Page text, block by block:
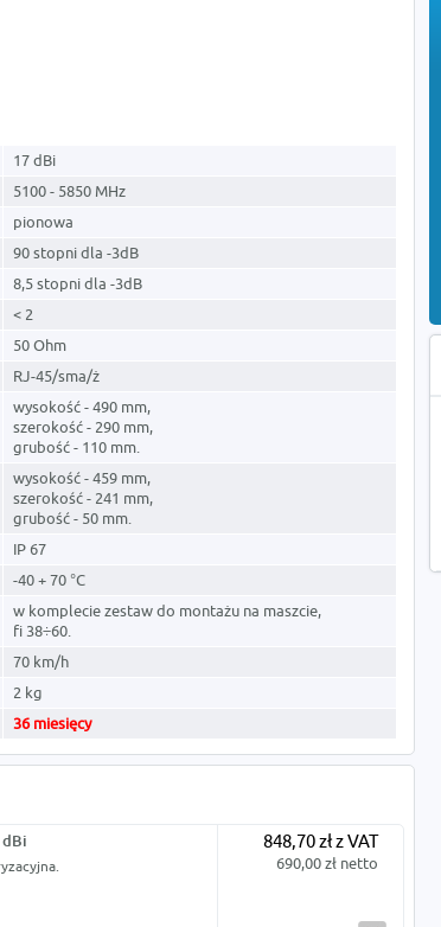
17 dBi
5100 - 5850 MHz
pionowa
90 stopni dla -3dB
8,5 stopni dla -3dB
< 2
50 Ohm
RJ-45/sma/ż
wysokość - 490 mm,
szerokość - 290 mm,
grubość - 110 mm.
wysokość - 459 mm,
szerokość - 241 mm,
grubość - 50 mm.
IP 67
-40 + 70 °C
w komplecie zestaw do montażu na maszcie,
fi 38÷60.
70 km/h
2 kg
36 miesięcy
dBi 848,70 zł z VAT
690,00 zł netto